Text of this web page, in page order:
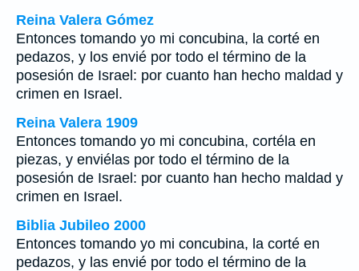
Reina Valera Gómez
Entonces tomando yo mi concubina, la corté en
pedazos, y los envié por todo el término de la
posesión de Israel: por cuanto han hecho maldad y
crimen en Israel.
Reina Valera 1909
Entonces tomando yo mi concubina, cortéla en
piezas, y enviélas por todo el término de la
posesión de Israel: por cuanto han hecho maldad y
crimen en Israel.
Biblia Jubileo 2000
Entonces tomando yo mi concubina, la corté en
pedazos, y las envié por todo el término de la